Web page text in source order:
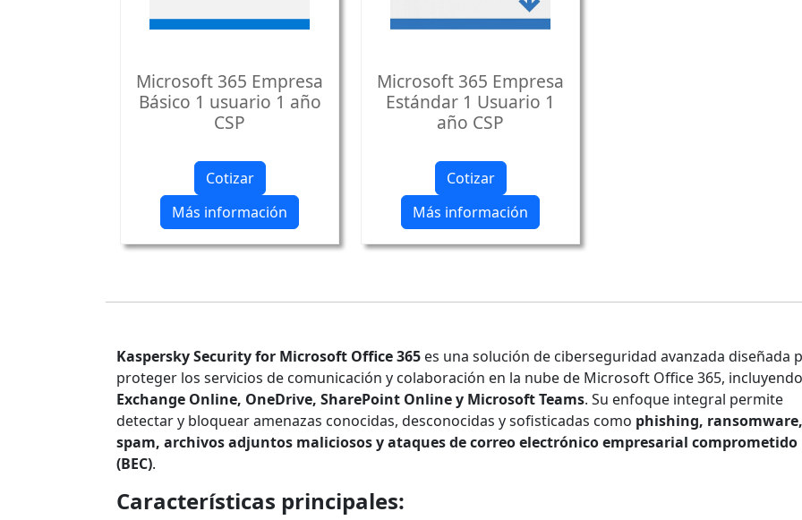
Microsoft 365 Empresa
Básico 1 usuario 1 año
CSP
Cotizar
Más información
Microsoft 365 Empresa
Estándar 1 Usuario 1
año CSP
Cotizar
Más información
Kaspersky Security for Microsoft Office 365 es una solución de ciberseguridad avanzada diseñada
proteger los servicios de comunicación y colaboración en la nube de Microsoft Office 365, incluyendo
Exchange Online, OneDrive, SharePoint Online y Microsoft Teams. Su enfoque integral permite
detectar y bloquear amenazas conocidas, desconocidas y sofisticadas como phishing, ransomware,
spam, archivos adjuntos maliciosos y ataques de correo electrónico empresarial comprometido
(BEC).
Características principales: